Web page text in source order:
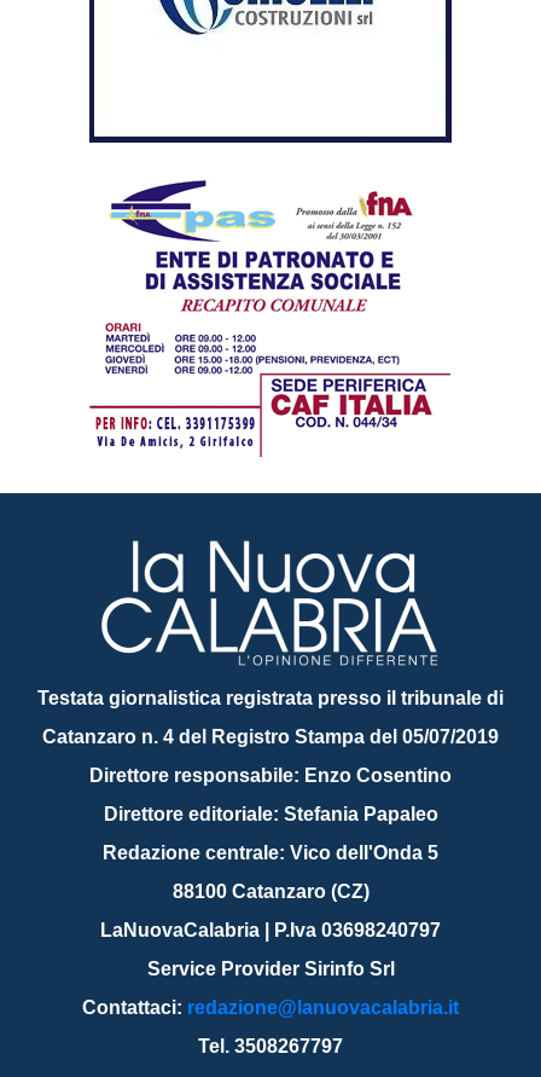
Testata giornalistica registrata presso il tribunale di
Catanzaro n. 4 del Registro Stampa del 05/07/2019
Direttore responsabile: Enzo Cosentino
Direttore editoriale: Stefania Papaleo
Redazione centrale: Vico dell'Onda 5
88100 Catanzaro (CZ)
LaNuovaCalabria | P.Iva 03698240797
Service Provider Sirinfo Srl
Contattaci: redazione@lanuovacalabria.it
Tel. 3508267797